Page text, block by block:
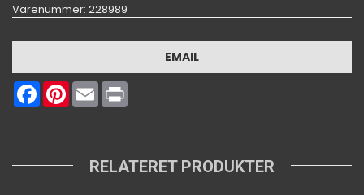
Varenummer: 228989
EMAIL
FacebookPinterestEmail
RELATERET PRODUKTER